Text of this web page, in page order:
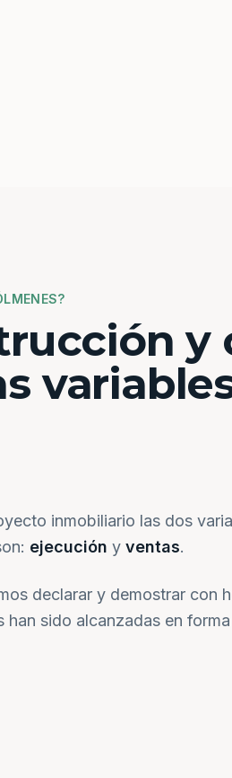
y
inmobiliario las dos
ejecución y ventas.
declarar y demostrar con
han sido alcanzadas en